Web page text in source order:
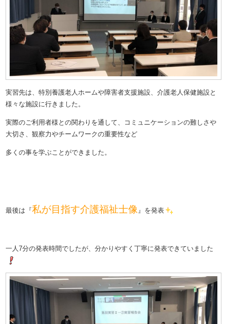
実習先は、特別養護老人ホームや障害者支援施設、介護老人保健施設と
様々な施設に行きました。
実際のご利用者様との関わりを通して、コミュニケーションの難しさや
大切さ、観察力やチームワークの重要性など
多くの事を学ぶことができました。
最後は『私が目指す介護福祉士像 』を発表
一人7分の発表時間でしたが、分かりやすく丁寧に発表できていました